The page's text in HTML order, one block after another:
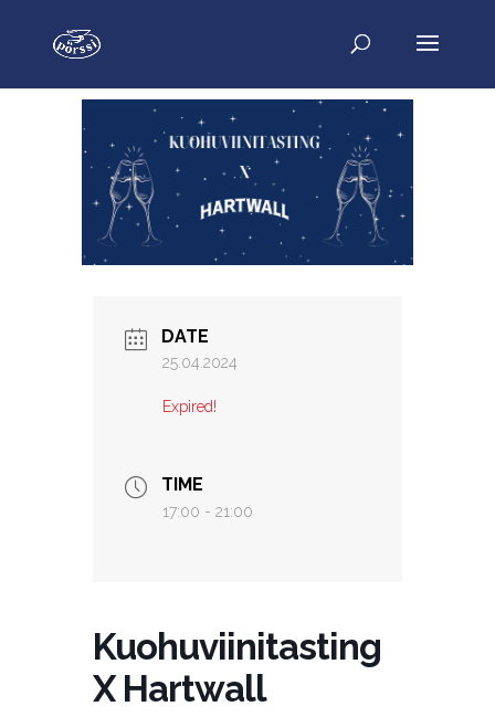
DATE
25.04.2024
Expired!
TIME
17:00 - 21:00
Kuohuviinitasting
X Hartwall